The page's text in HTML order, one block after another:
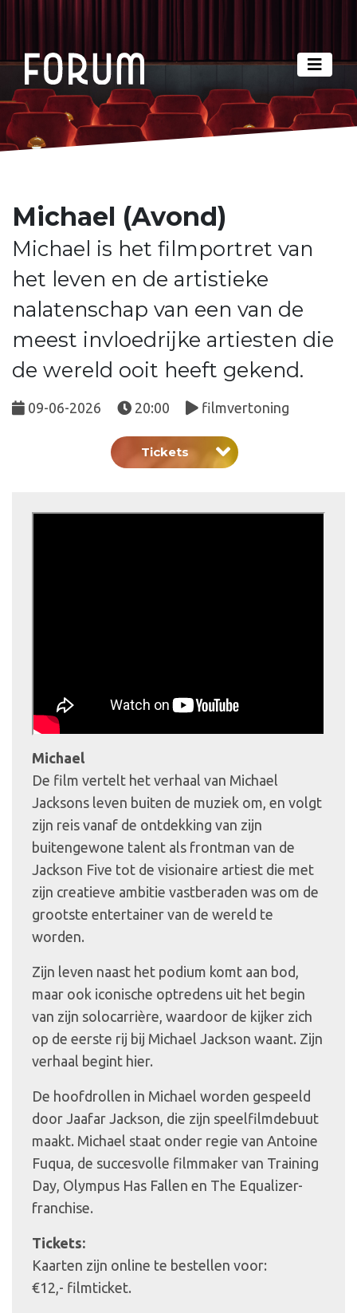
Michael (Avond)
Michael is het filmportret van
het leven en de artistieke
nalatenschap van een van de
meest invloedrijke artiesten die
de wereld ooit heeft gekend.
09-06-2026 20:00 filmvertoning
Tickets
Michael
De film vertelt het verhaal van Michael
Jacksons leven buiten de muziek om, en volgt
zijn reis vanaf de ontdekking van zijn
buitengewone talent als frontman van de
Jackson Five tot de visionaire artiest die met
zijn creatieve ambitie vastberaden was om de
grootste entertainer van de wereld te
worden.
Zijn leven naast het podium komt aan bod,
maar ook iconische optredens uit het begin
van zijn solocarrière, waardoor de kijker zich
op de eerste rij bij Michael Jackson waant. Zijn
verhaal begint hier.
De hoofdrollen in Michael worden gespeeld
door Jaafar Jackson, die zijn speelfilmdebuut
maakt. Michael staat onder regie van Antoine
Fuqua, de succesvolle filmmaker van Training
Day, Olympus Has Fallen en The Equalizer-
franchise.
Tickets:
Kaarten zijn online te bestellen voor:
€12,- filmticket.